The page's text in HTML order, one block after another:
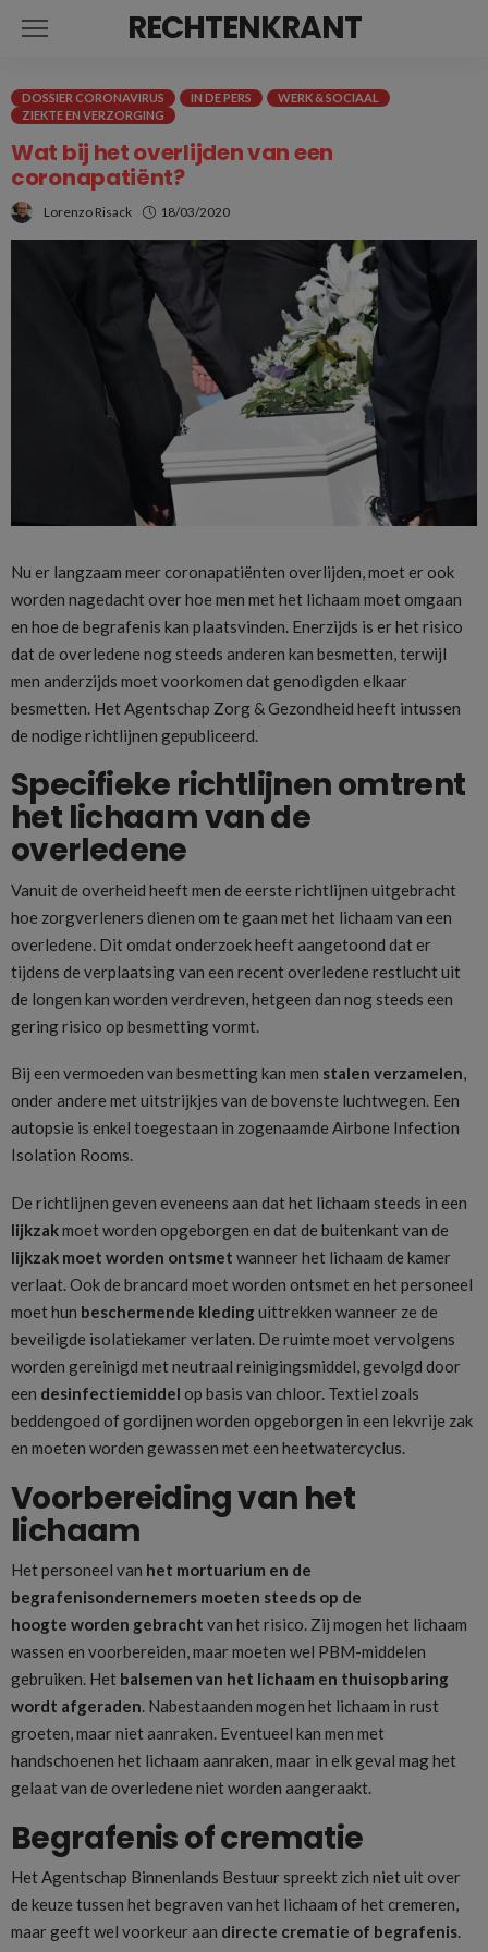
RECHTENKRANT
DOSSIER CORONAVIRUS IN DE PERS
WERK & SOCIAAL
ZIEKTE EN VERZORGING
Wat bij het overlijden van een
coronapatiënt?
Lorenzo Risack 18/03/2020
Nu er langzaam meer coronapatiënten overlijden, moet er ook
worden nagedacht over hoe men met het lichaam moet omgaan
en hoe de begrafenis kan plaatsvinden. Enerzijds is er het risico
dat de overledene nog steeds anderen kan besmetten, terwijl
men anderzijds moet voorkomen dat genodigden elkaar
besmetten. Het Agentschap Zorg & Gezondheid heeft intussen
de nodige richtlijnen gepubliceerd.
Specifieke richtlijnen omtrent
het lichaam van de
overledene
Vanuit de overheid heeft men de eerste richtlijnen uitgebracht
hoe zorgverleners dienen om te gaan met het lichaam van een
overledene. Dit omdat onderzoek heeft aangetoond dat er
tijdens de verplaatsing van een recent overledene restlucht uit
de longen kan worden verdreven, hetgeen dan nog steeds een
gering risico op besmetting vormt.
Bij een vermoeden van besmetting kan men stalen verzamelen,
onder andere met uitstrijkjes van de bovenste luchtwegen. Een
autopsie is enkel toegestaan in zogenaamde Airbone Infection
Isolation Rooms.
De richtlijnen geven eveneens aan dat het lichaam steeds in een
lijkzakmoet worden opgeborgen en dat de buitenkant van de
lijkzak moet worden ontsmet wanneer het lichaam de kamer
verlaat. Ook de brancard moet worden ontsmet en het personeel
moet hun beschermende kleding uittrekken wanneer ze de
beveiligde isolatiekamer verlaten. De ruimte moet vervolgens
worden gereinigd met neutraal reinigingsmiddel, gevolgd door
een desinfectiemiddel op basis van chloor. Textiel zoals
beddengoed of gordijnen worden opgeborgen in een lekvrije zak
en moeten worden gewassen met een heetwatercyclus.
Voorbereiding van het
lichaam
Het personeel van het mortuarium en de
begrafenisondernemers moeten steeds op de
hoogte worden gebracht van het risico. Zij mogen het lichaam
wassen en voorbereiden, maar moeten wel PBM-middelen
gebruiken. Het balsemen van het lichaam en thuisopbaring
wordt afgeraden. Nabestaanden mogen het lichaam in rust
groeten, maar niet aanraken. Eventueel kan men met
handschoenen het lichaam aanraken, maar in elk geval mag het
gelaat van de overledene niet worden aangeraakt.
Begrafenis of crematie
Het Agentschap Binnenlands Bestuur spreekt zich niet uit over
de keuze tussen het begraven van het lichaam of het cremeren,
maar geeft wel voorkeur aan directe crematie of begrafenis.